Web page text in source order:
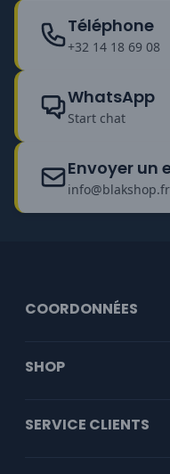
Téléphone
+32 14 18 69 08
WhatsApp
Start chat
Envoyer un
info@blakshop.fr
COORDONNÉES
SHOP
SERVICE CLIENTS